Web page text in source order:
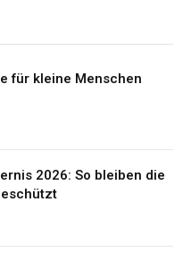
für kleine Menschen
2026: So bleiben die